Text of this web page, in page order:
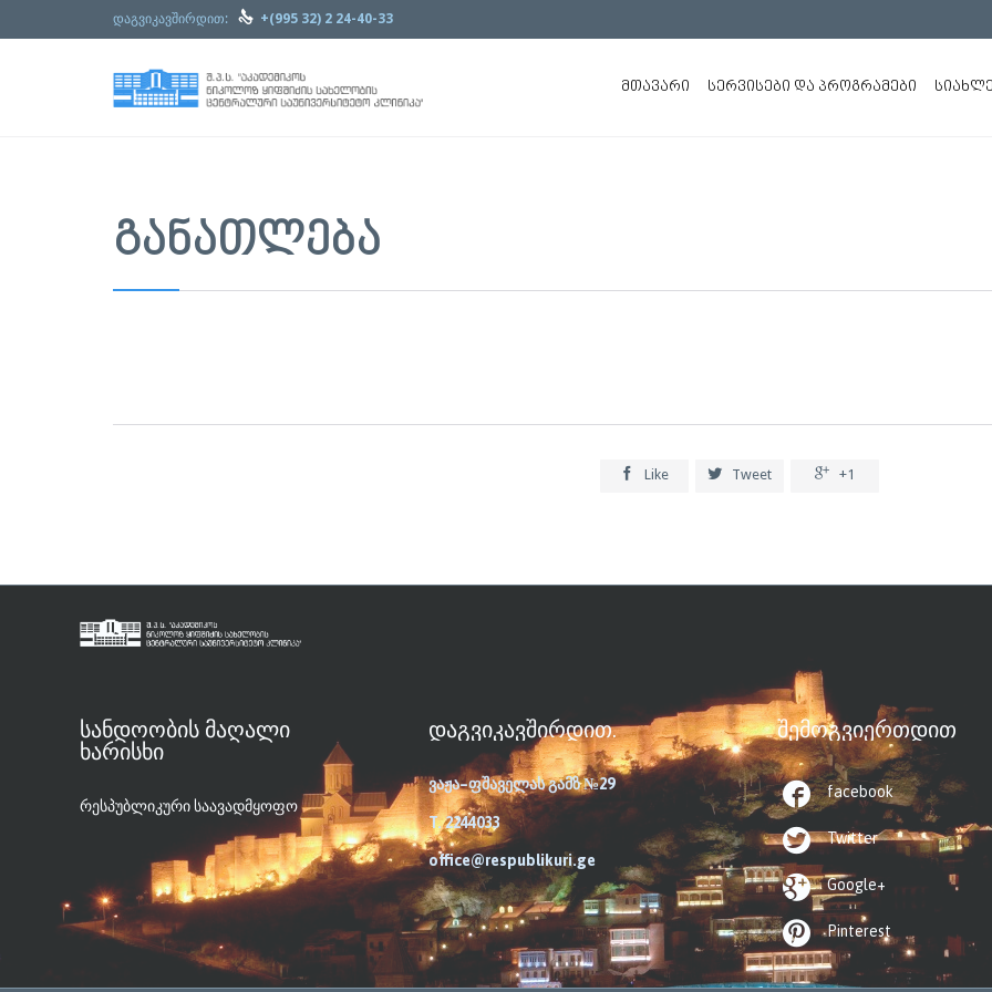
დაგვიკავშირდით:  +(995 32) 2 24-40-33
ᲛᲗᲐᲕᲐᲠᲘ ᲡᲔᲠᲕᲘᲡᲔᲑᲘ ᲓᲐ ᲞᲠᲝᲒᲠᲐᲛᲔᲑᲘ
ᲒᲐᲜᲐᲗᲚᲔᲑᲐ
 Like  Tweet  +1
ᲡᲐᲜᲓᲝᲝᲑᲘᲡ ᲛᲐᲦᲐᲚᲘ
ᲮᲐᲠᲘᲡᲮᲘ
რესპუბლიკური საავადმყოფო
ᲓᲐᲒᲕᲘᲙᲐᲕᲨᲘᲠᲓᲘᲗ.
ვაჟა–ფშაველას გამზ №29
T. 2244033
office@respublikuri.ge
ᲨᲔᲛᲝᲒᲕᲘᲔᲠᲗᲓᲘᲗ
 facebook
 Twitter
 Google+
 Pinterest